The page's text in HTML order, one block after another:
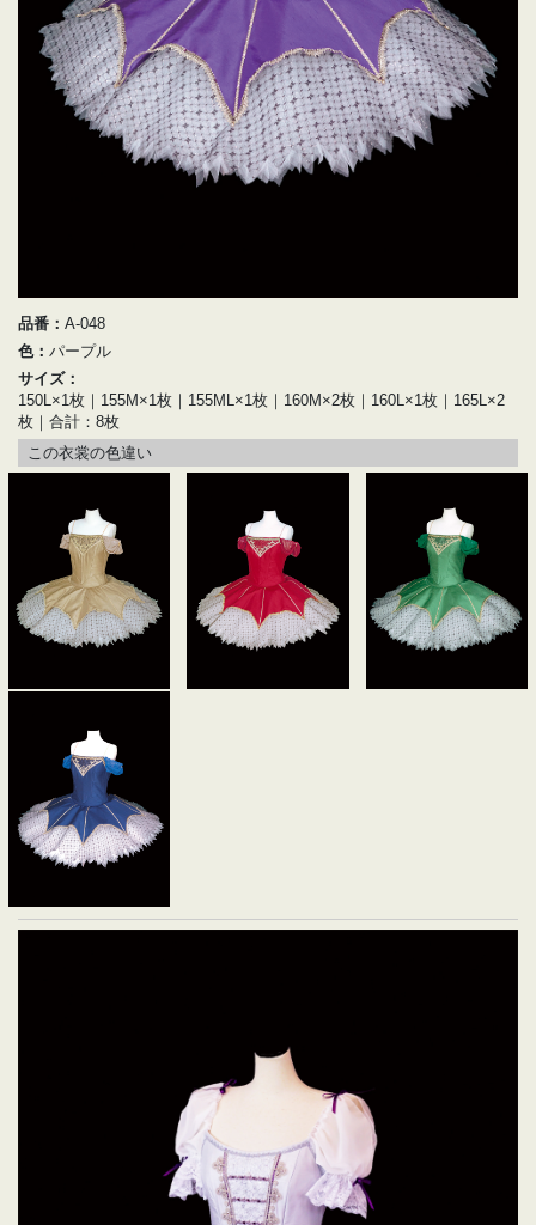
品番： A-048
色： パープル
サイズ：
150L×1枚｜155M×1枚｜155ML×1枚｜160M×2枚｜160L×1枚｜165L×2
枚｜合計：8枚
この衣裳の色違い